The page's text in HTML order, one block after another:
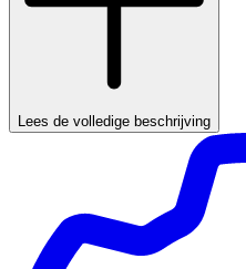
Lees de volledige beschrijving